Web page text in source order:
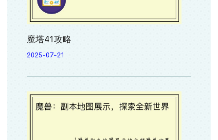
魔塔41攻略
2025-07-21